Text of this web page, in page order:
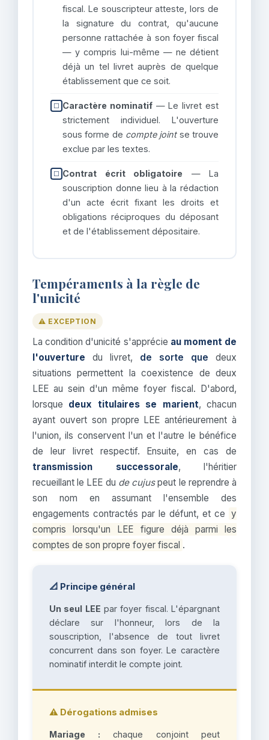
fiscal. Le souscripteur atteste, lors de
la signature du contrat, qu'aucune
personne rattachée à son foyer fiscal
— y compris lui-même — ne détient
déjà un tel livret auprès de quelque
établissement que ce soit.
☐ Caractère nominatif— Le livret est
strictement individuel. L'ouverture
sous forme de compte jointse trouve
exclue par les textes.
☐ Contrat écrit obligatoire — La
souscription donne lieu à la rédaction
d'un acte écrit fixant les droits et
obligations réciproques du déposant
et de l'établissement dépositaire.
Tempéraments à la règle de
l'unicité
⚠️ EXCEPTION
La condition d'unicité s'apprécie au moment de
l'ouverture du livret, de sorte que deux
situations permettent la coexistence de deux
LEE au sein d'un même foyer fiscal. D'abord,
lorsque deux titulaires se marient, chacun
ayant ouvert son propre LEE antérieurement à
l'union, ils conservent l'un et l'autre le bénéfice
de leur livret respectif. Ensuite, en cas de
transmission successorale, l'héritier
recueillant le LEE du de cujuspeut le reprendre à
son nom en assumant l'ensemble des
engagements contractés par le défunt, et ce y
compris lorsqu'un LEE figure déjà parmi les
comptes de son propre foyer fiscal .
📐 Principe général
Un seul LEE par foyer fiscal. L'épargnant
déclare sur l'honneur, lors de la
souscription, l'absence de tout livret
concurrent dans son foyer. Le caractère
nominatif interdit le compte joint.
⚠️ Dérogations admises
Mariage : chaque conjoint peut